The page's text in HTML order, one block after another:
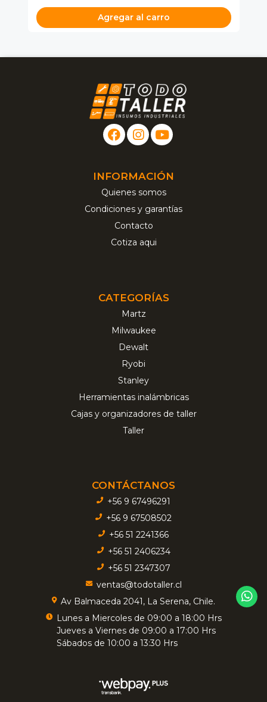
Agregar al carro
INFORMACIÓN
Quienes somos
Condiciones y garantías
Contacto
Cotiza aqui
CATEGORÍAS
Martz
Milwaukee
Dewalt
Ryobi
Stanley
Herramientas inalámbricas
Cajas y organizadores de taller
Taller
CONTÁCTANOS
+56 9 67496291
+56 9 67508502
+56 51 2241366
+56 51 2406234
+56 51 2347307
ventas@todotaller.cl
Av Balmaceda 2041, La Serena, Chile.
Lunes a Miercoles de 09:00 a 18:00 Hrs
Jueves a Viernes de 09:00 a 17:00 Hrs
Sábados de 10:00 a 13:30 Hrs